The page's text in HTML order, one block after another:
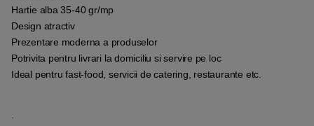
Hartie alba 35-40 gr/mp
Design atractiv
Prezentare moderna a produselor
Potrivita pentru livrari la domiciliu si servire pe loc
Ideal pentru fast-food, servicii de catering, restaurante etc.